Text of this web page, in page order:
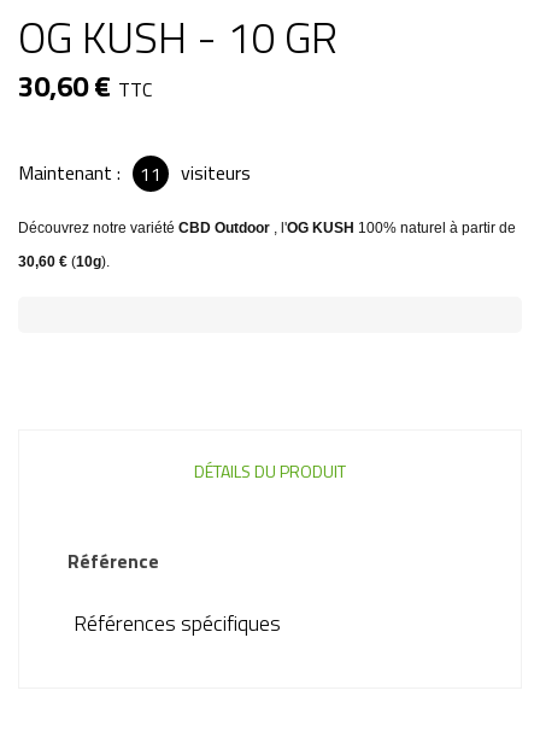
OG KUSH - 10 GR
30,60 € TTC
Maintenant : 11 visiteurs
Découvrez notre variété CBD Outdoor , l'OG KUSH 100% naturel à partir de
30,60 € (10g).
DÉTAILS DU PRODUIT
Référence
Références spécifiques